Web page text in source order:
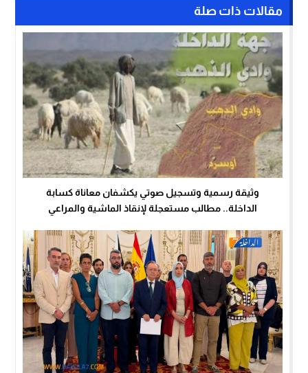
مقالات ذات صلة
وثيقة رسمية وتسجيل صوتي يكشفان معاناة كسابة
الداخلة.. مطالب مستعجلة لإنقاذ الماشية والمراعي